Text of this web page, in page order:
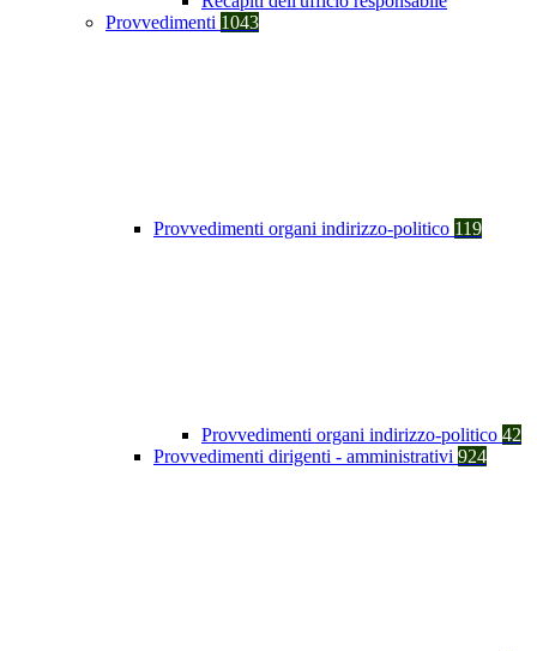
Provvedimenti 1043
Provvedimenti organi indirizzo-politico 119
Provvedimenti organi indirizzo-politico 42
Provvedimenti dirigenti - amministrativi 924